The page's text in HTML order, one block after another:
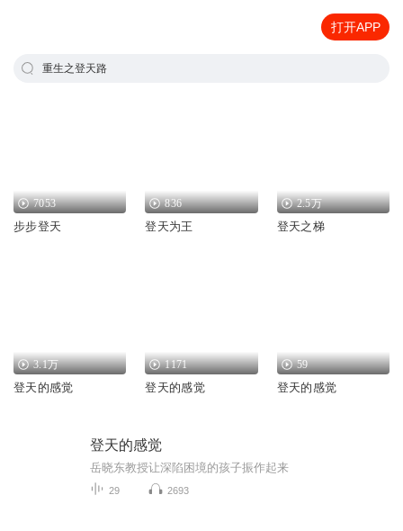
打开APP
重生之登天路
7053
步步登天
836
登天为王
2.5万
登天之梯
3.1万
登天的感觉
1171
登天的感觉
59
登天的感觉
登天的感觉
岳晓东教授让深陷困境的孩子振作起来
29 2693